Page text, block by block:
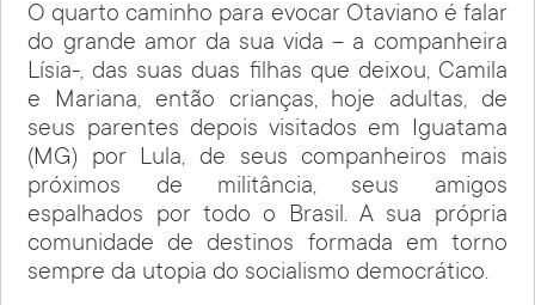
O quarto caminho para evocar Otaviano é falar
do grande amor da sua vida – a companheira
Lísia-, das suas duas filhas que deixou, Camila
e Mariana, então crianças, hoje adultas, de
seus parentes depois visitados em Iguatama
(MG) por Lula, de seus companheiros mais
próximos de militância, seus amigos
espalhados por todo o Brasil. A sua própria
comunidade de destinos formada em torno
sempre da utopia do socialismo democrático.